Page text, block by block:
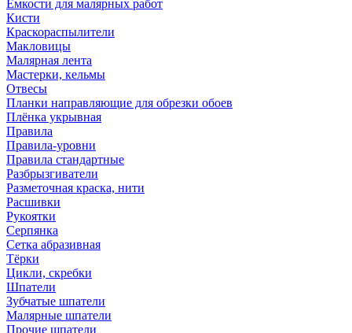
Емкости для малярных работ
Кисти
Краскораспылители
Макловицы
Малярная лента
Мастерки, кельмы
Отвесы
Планки направляющие для обрезки обоев
Плёнка укрывная
Правила
Правила-уровни
Правила стандартные
Разбрызгиватели
Разметочная краска, нити
Расшивки
Рукоятки
Серпянка
Сетка абразивная
Тёрки
Цикли, скребки
Шпатели
Зубчатые шпатели
Малярные шпатели
Прочие шпатели